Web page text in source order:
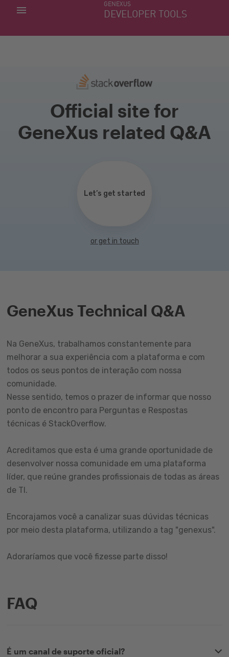
GENEXUS
DEVELOPER TOOLS
MINHAS APLICACÕES
Official site for
GeneXus related Q&A
Let’s get started
or get in touch
GeneXus Technical Q&A
Na GeneXus, trabalhamos constantemente para
melhorar a sua experiência com a plataforma e com
todos os seus pontos de interação com nossa
comunidade.
Nesse sentido, temos o prazer de informar que nosso
ponto de encontro para Perguntas e Respostas
técnicas é StackOverflow.
Acreditamos que esta é uma grande oportunidade de
desenvolver nossa comunidade em uma plataforma
líder, que reúne grandes profissionais de todas as áreas
de TI.
Encorajamos você a canalizar suas dúvidas técnicas
por meio desta plataforma, utilizando a tag "genexus".
Adoraríamos que você fizesse parte disso!
FAQ
É um canal de suporte oficial?